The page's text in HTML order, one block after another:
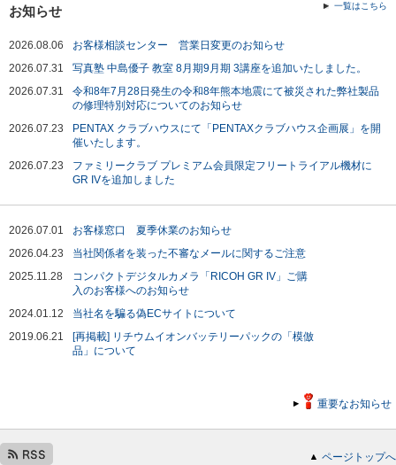
お知らせ
2026.08.06
お客様相談センター 営業日変更のお知らせ
2026.07.31
写真塾 中島優子 教室 8月期9月期 3講座を追加いたしました。
2026.07.31
令和8年7月28日発生の令和8年熊本地震にて被災された弊社製品
の修理特別対応についてのお知らせ
2026.07.23
PENTAX クラブハウスにて「PENTAXクラブハウス企画展」を開
催いたします。
2026.07.23
ファミリークラブ プレミアム会員限定フリートライアル機材に
GR IVを追加しました
一覧はこちら
2026.07.01
お客様窓口 夏季休業のお知らせ
2026.04.23
当社関係者を装った不審なメールに関するご注意
2025.11.28
コンパクトデジタルカメラ「RICOH GR IV」ご購
入のお客様へのお知らせ
2024.01.12
当社名を騙る偽ECサイトについて
2019.06.21
[再掲載] リチウムイオンバッテリーパックの「模倣
品」について
重要なお知らせ
ページトップへ